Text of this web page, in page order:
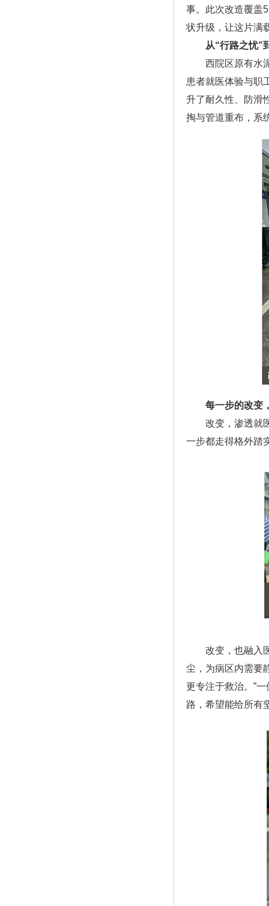
事。此次改造覆盖
状升级，让这片满
从“行路之忧”
西院区原有水泥
患者就医体验与职
升了耐久性、防滑
掏与管道重布，系
每一步的改变
改变，渗透就医
一步都走得格外踏
改变，也融入医
尘，为病区内需要
更专注于救治。”
路，希望能给所有